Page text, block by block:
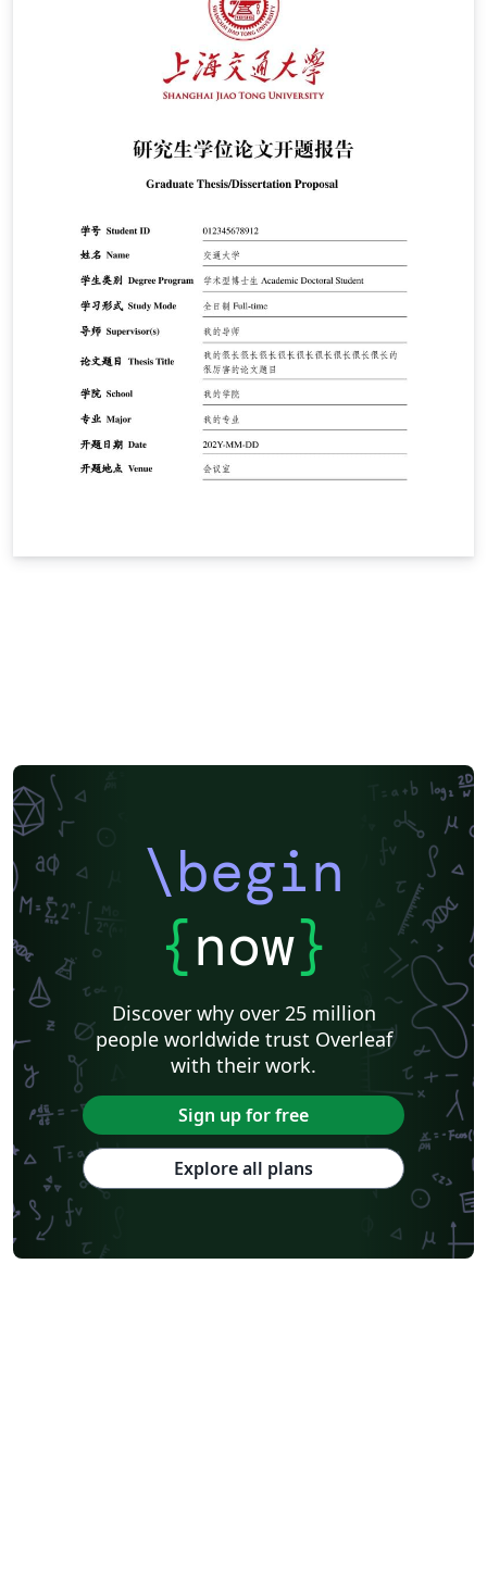
\begin
{now}
Discover why over 25 million
people worldwide trust Overleaf
with their work.
Sign up for free
Explore all plans